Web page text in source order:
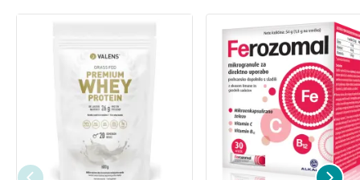
izpostavljajte sončni svetlobi. Izdelka ni potrebno
*Popust na komplet je izračunan glede na redne
cene posameznih izdelkov. Končna višina prihranka
se lahko razlikuje, če so posamezni izdelki trenutno v